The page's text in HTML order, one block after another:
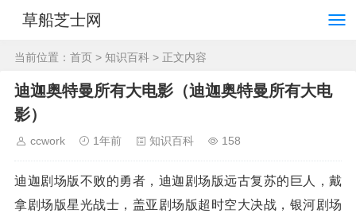
草船芝士网
当前位置： 首页 > 知识百科 > 正文内容
迪迦奥特曼所有大电影（迪迦奥特曼所有大电
影）
ccwork 1年前 知识百科 158
迪迦剧场版不败的勇者，迪迦剧场版远古复苏的巨人，戴
拿剧场版星光战士，盖亚剧场版超时空大决战，银河剧场